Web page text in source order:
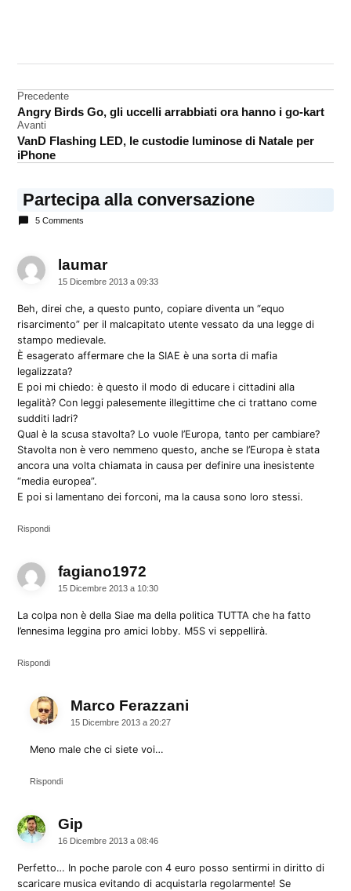
iPhone
Navigazione
articoli
Precedente
Angry Birds Go, gli uccelli arrabbiati ora hanno i go-kart
Avanti
VanD Flashing LED, le custodie luminose di Natale per
iPhone
Partecipa alla conversazione
5 Comments
laumardice:
15 Dicembre 2013 a 09:33
Beh, direi che, a questo punto, copiare diventa un “equo
risarcimento” per il malcapitato utente vessato da una legge di
stampo medievale.
È esagerato affermare che la SIAE è una sorta di mafia
legalizzata?
E poi mi chiedo: è questo il modo di educare i cittadini alla
legalità? Con leggi palesemente illegittime che ci trattano come
sudditi ladri?
Qual è la scusa stavolta? Lo vuole l’Europa, tanto per cambiare?
Stavolta non è vero nemmeno questo, anche se l’Europa è stata
ancora una volta chiamata in causa per definire una inesistente
“media europea”.
E poi si lamentano dei forconi, ma la causa sono loro stessi.
Rispondi
fagiano1972
15 Dicembre 2013 a 10:30
La colpa non è della Siae ma della politica TUTTA che ha fatto
l’ennesima leggina pro amici lobby. M5S vi seppellirà.
Rispondi
Marco Ferazzani
15 Dicembre 2013 a 20:27
Meno male che ci siete voi…
Rispondi
Gip
16 Dicembre 2013 a 08:46
Perfetto… In poche parole con 4 euro posso sentirmi in diritto di
scaricare musica evitando di acquistarla regolarmente! Se